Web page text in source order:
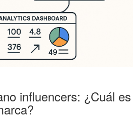
influencers: ¿Cuál es